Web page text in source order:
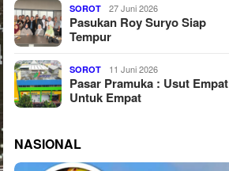
SOROT 27 Juni 2026
Pasukan Roy Suryo Siap
Tempur
SOROT 11 Juni 2026
Pasar Pramuka : Usut Empat
Untuk Empat
NASIONAL